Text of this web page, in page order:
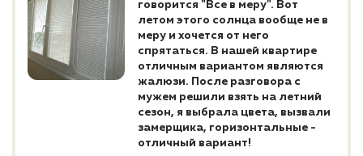
говорится "Все в меру". Вот
летом этого солнца вообще не в
меру и хочется от него
спрятаться. В нашей квартире
отличным вариантом являются
жалюзи. После разговора с
мужем решили взять на летний
сезон, я выбрала цвета, вызвали
замерщика, горизонтальные -
отличный вариант!